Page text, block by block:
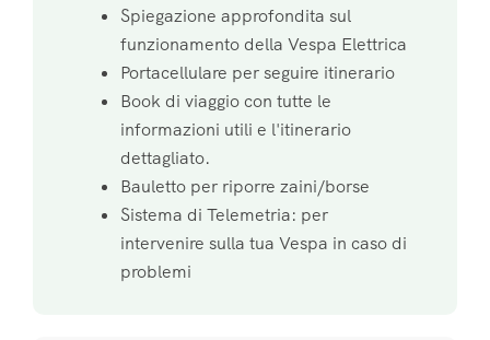
Spiegazione approfondita sul
funzionamento della Vespa Elettrica
Portacellulare per seguire itinerario
Book di viaggio con tutte le
informazioni utili e l'itinerario
dettagliato.
Bauletto per riporre zaini/borse
Sistema di Telemetria: per
intervenire sulla tua Vespa in caso di
problemi